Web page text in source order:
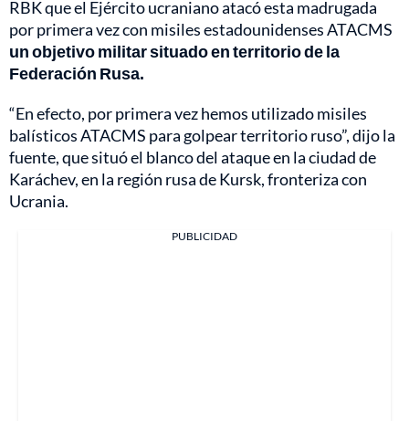
RBK que el Ejército ucraniano atacó esta madrugada
por primera vez con misiles estadounidenses ATACMS
un objetivo militar situado en territorio de la
Federación Rusa.
“En efecto, por primera vez hemos utilizado misiles
balísticos ATACMS para golpear territorio ruso”, dijo la
fuente, que situó el blanco del ataque en la ciudad de
Karáchev, en la región rusa de Kursk, fronteriza con
Ucrania.
PUBLICIDAD